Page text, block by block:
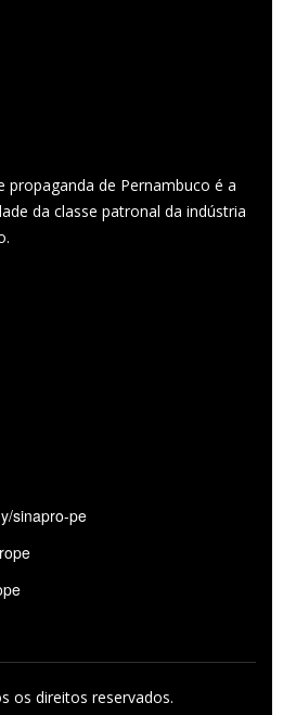
propaganda de Pernambuco é a
da classe patronal da indústria
sinapro-pe
os direitos reservados.